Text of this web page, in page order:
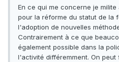
En ce qui me concerne je
pour la réforme du statut de la
l'adoption de nouvelles
Contrairement à ce que
également possible dans la
l'activité différemment. On